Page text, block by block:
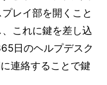
レイ部を開くこと
これに鍵を差し込
日のヘルプデスク
連絡することで鍵